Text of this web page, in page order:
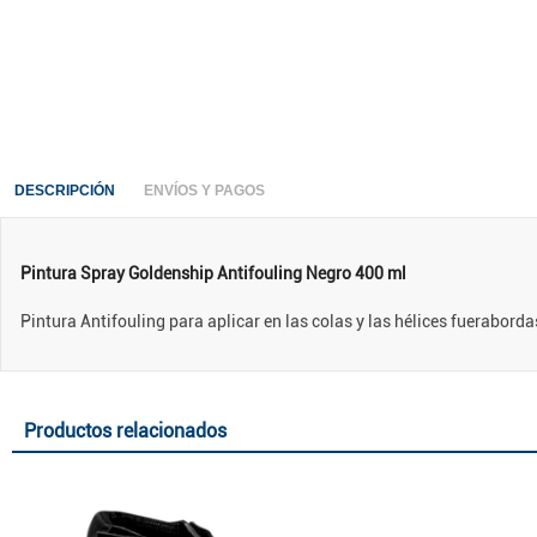
DESCRIPCIÓN ENVÍOS Y PAGOS
Pintura Spray Goldenship Antifouling Negro 400 ml
Pintura Antifouling para aplicar en las colas y las hélices
Productos relacionados